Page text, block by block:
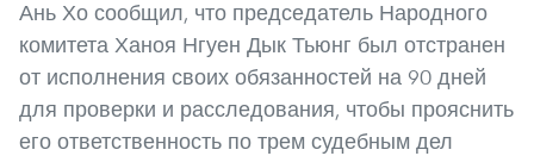
Ань Хо сообщил, что председатель Народного
комитета Ханоя Нгуен Дык Тьюнг был отстранен
от исполнения своих обязанностей на 90 дней
для проверки и расследования, чтобы прояснить
его ответственность по трем судебным дел